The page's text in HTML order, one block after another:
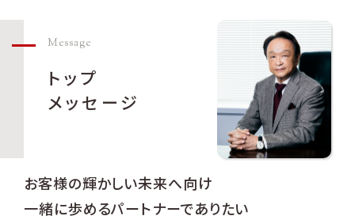
Message
トップ
メッセージ
お客様の輝かしい未来へ向け
一緒に歩めるパートナーでありたい